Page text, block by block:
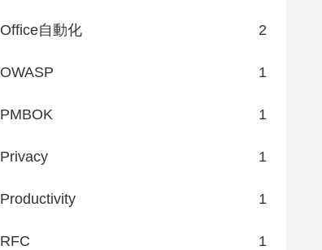
Office自動化 2
OWASP 1
PMBOK 1
Privacy 1
Productivity 1
RFC 1